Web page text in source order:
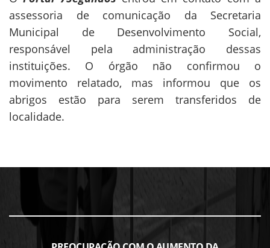
assessoria de comunicação da Secretaria
Municipal de Desenvolvimento Social,
responsável pela administração dessas
instituições. O órgão não confirmou o
movimento relatado, mas informou que os
abrigos estão para serem transferidos de
localidade.